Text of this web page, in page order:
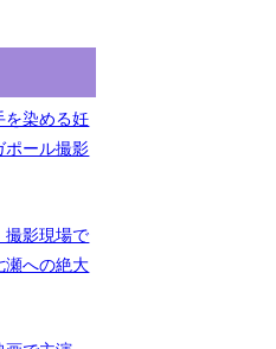
を染める妊
ール撮影
撮影現場で
瀬への絶大